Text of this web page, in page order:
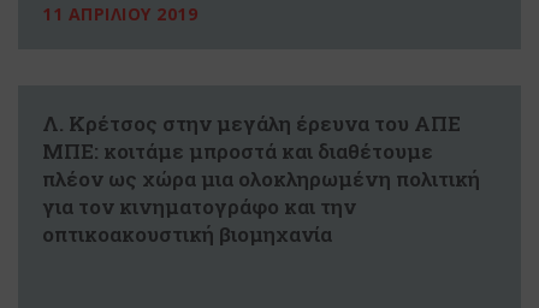
11 ΑΠΡΙΛΙΟΥ 2019
Λ. Κρέτσος στην μεγάλη έρευνα του ΑΠΕ
ΜΠΕ: κοιτάμε μπροστά και διαθέτουμε
πλέον ως χώρα μια ολοκληρωμένη πολιτική
για τον κινηματογράφο και την
οπτικοακουστική βιομηχανία